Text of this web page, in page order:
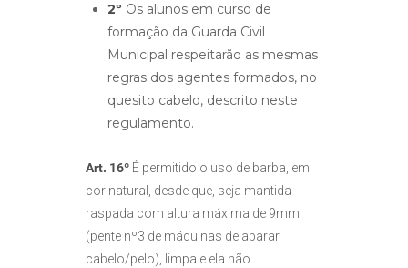
2º Os alunos em curso de
formação da Guarda Civil
Municipal respeitarão as mesmas
regras dos agentes formados, no
quesito cabelo, descrito neste
regulamento.
Art. 16º É permitido o uso de barba, em
cor natural, desde que, seja mantida
raspada com altura máxima de 9mm
(pente nº3 de máquinas de aparar
cabelo/pelo), limpa e ela não